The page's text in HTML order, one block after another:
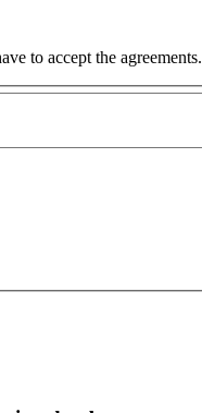
to accept the agreements.